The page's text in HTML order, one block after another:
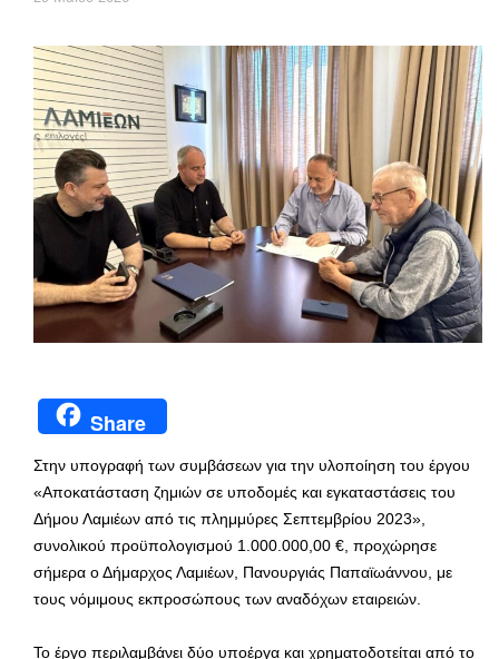
Share
Στην υπογραφή των συμβάσεων για την υλοποίηση του έργου
«Αποκατάσταση ζημιών σε υποδομές και εγκαταστάσεις του
Δήμου Λαμιέων από τις πλημμύρες Σεπτεμβρίου 2023»,
συνολικού προϋπολογισμού 1.000.000,00 €, προχώρησε
σήμερα ο Δήμαρχος Λαμιέων, Πανουργιάς Παπαϊωάννου, με
τους νόμιμους εκπροσώπους των αναδόχων εταιρειών.
Το έργο περιλαμβάνει δύο υποέργα και χρηματοδοτείται από το